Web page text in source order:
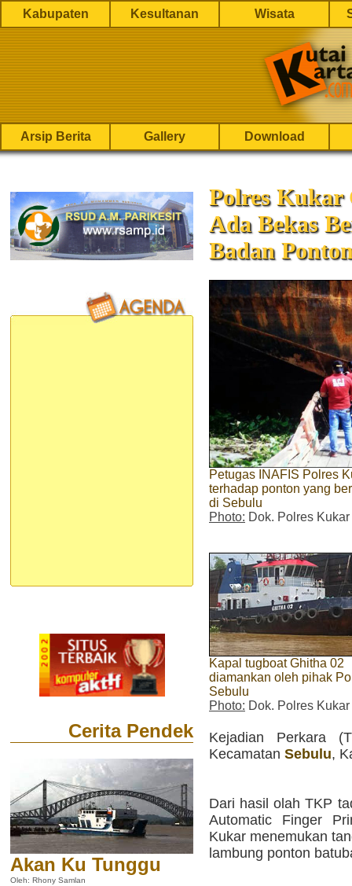
Kabupaten Kesultanan Wisata
Arsip Berita Gallery Download
Cerita Pendek
Akan Ku Tunggu
Oleh: Rhony Samlan
Polres Kukar
Ada Bekas
Badan
Petugas INAFIS Polres
terhadap ponton yang
di Sebulu
Photo: Dok. Polres Kukar
Kapal tugboat Ghitha 02
diamankan oleh pihak
Sebulu
Photo: Dok. Polres Kukar
Kejadian Perkara
Kecamatan Sebulu,
Dari hasil olah TKP
Automatic Finger
Kukar menemukan
lambung ponton